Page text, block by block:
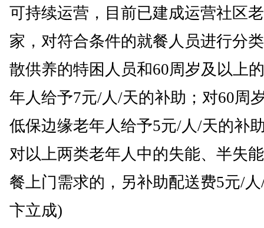
可持续运营，目前已建成运营社区
家，对符合条件的就餐人员进行分
散供养的特困人员和60周岁及以上
年人给予7元/人/天的补助；对60周
低保边缘老年人给予5元/人/天的补
对以上两类老年人中的失能、半失
餐上门需求的，另补助配送费5元/
卞立成)